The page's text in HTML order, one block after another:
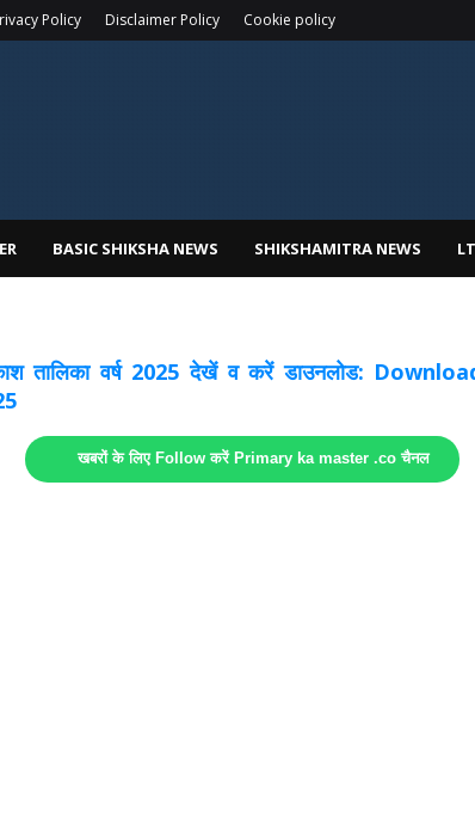
Policy Disclaimer Policy Cookie policy
BASIC SHIKSHA NEWS SHIKSHAMITRA NEWS
तालिका वर्ष 2025 देखें व करें डाउनलोड:
खबरों के लिए Follow करें Primary ka master .co चैनल